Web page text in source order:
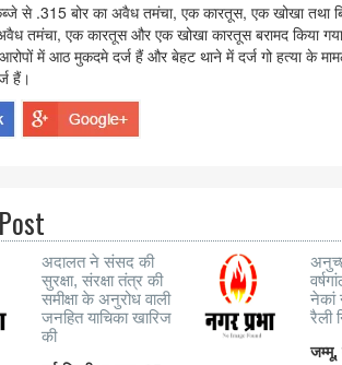
.315 बोर का अवैध तमंचा, एक कारतूस, एक खोखा तथा
तमंचा, एक कारतूस और एक खोखा कारतूस बरामद किया
में आठ मुकदमे दर्ज हैं और बेहट थाने में दर्ज गो हत्या के
हैं।
अदालत ने संसद की
सुरक्षा, संरक्षा तंत्र की
समीक्षा के अनुरोध वाली
जनहित याचिका खारिज
की
नेकां
रैली